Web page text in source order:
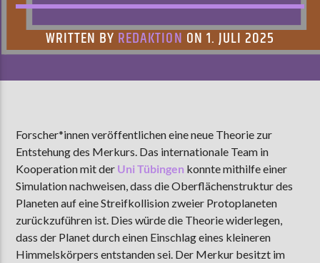
AKTUELLE SENDUNG
MOEBIUS
00:00 18:00
WRITTEN BY REDAKTION ON 1. JULI 2025
Forscher*innen veröffentlichen eine neue Theorie zur
Entstehung des Merkurs. Das internationale Team in
Kooperation mit der Uni Tübingen konnte mithilfe einer
Simulation nachweisen, dass die Oberflächenstruktur des
Planeten auf eine Streifkollision zweier Protoplaneten
zurückzuführen ist. Dies würde die Theorie widerlegen,
dass der Planet durch einen Einschlag eines kleineren
Himmelskörpers entstanden sei. Der Merkur besitzt im